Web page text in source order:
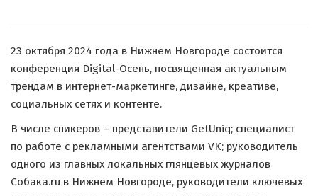
23 октября 2024 года в Нижнем Новгороде состоится
конференция Digital-Осень, посвященная актуальным
трендам в интернет-маркетинге, дизайне, креативе,
социальных сетях и контенте.
В числе спикеров – представители GetUniq; специалист
по работе с рекламными агентствами VK; руководитель
одного из главных локальных глянцевых журналов
Собака.ru в Нижнем Новгороде, руководители ключевых